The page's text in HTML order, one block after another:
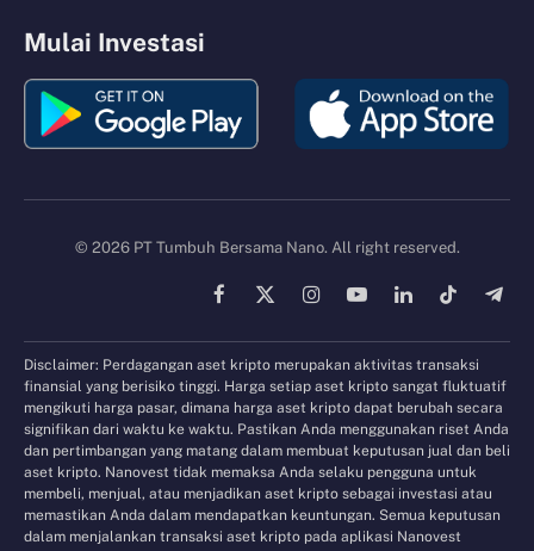
Mulai Investasi
© 2026 PT Tumbuh Bersama Nano. All right reserved.
Facebook
X
InstagramYouTubeLinkedInTikTok
Disclaimer: Perdagangan aset kripto merupakan aktivitas transaksi
finansial yang berisiko tinggi. Harga setiap aset kripto sangat fluktuatif
mengikuti harga pasar, dimana harga aset kripto dapat berubah secara
signifikan dari waktu ke waktu. Pastikan Anda menggunakan riset Anda
dan pertimbangan yang matang dalam membuat keputusan jual dan beli
aset kripto. Nanovest tidak memaksa Anda selaku pengguna untuk
membeli, menjual, atau menjadikan aset kripto sebagai investasi atau
memastikan Anda dalam mendapatkan keuntungan. Semua keputusan
dalam menjalankan transaksi aset kripto pada aplikasi Nanovest